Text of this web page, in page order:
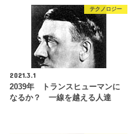
テクノロジー
2021.3.1
2039年 トランスヒューマンに
なるか？ 一線を越える人達